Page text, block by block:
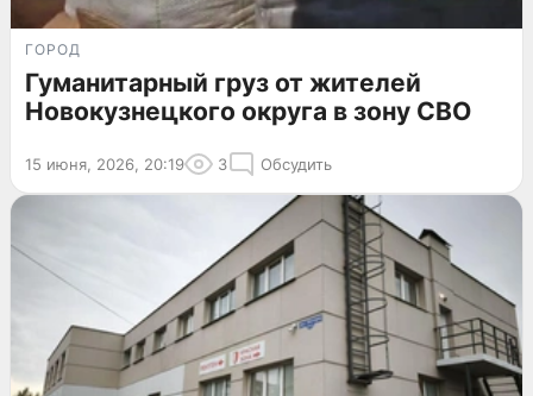
ГОРОД
Гуманитарный груз от жителей
Новокузнецкого округа в зону СВО
15 июня, 2026, 20:19 3 Обсудить